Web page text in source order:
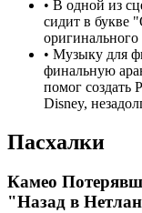
• В одной из
сидит в букве
• Музыку для
финальную
помог создать
Disney,
Пасхалки
Камео
"Назад в